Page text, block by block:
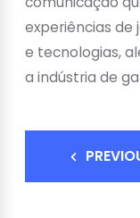
experiências de
e tecnologias,
a indústria de